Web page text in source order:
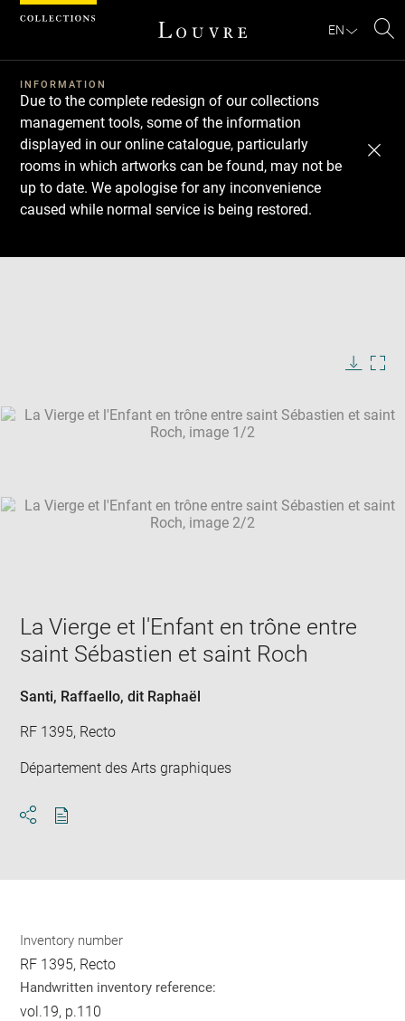
EN
INFORMATION
Due to the complete redesign of our collections
management tools, some of the information
displayed in our online catalogue, particularly
rooms in which artworks can be found, may not be
up to date. We apologise for any inconvenience
caused while normal service is being restored.
in
SKIP IMAGE CAROUSEL
Download
Next
Previous
La Vierge et l'Enfant en trône entre
saint Sébastien et saint Roch
Santi, Raffaello, dit Raphaël
RF 1395, Recto
Département des Arts graphiques
Inventory number
RF 1395, Recto
Handwritten inventory reference:
vol.19, p.110
Cookies management panel